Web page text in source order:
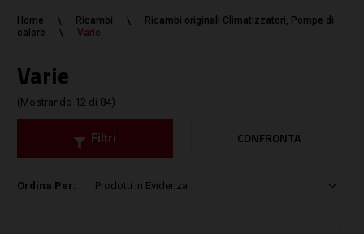
Home Ricambi
Ricambi originali Climatizzatori, Pompe di
calore
Varie
Varie
(Mostrando 12 di 84)
Filtri CONFRONTA
Ordina Per: